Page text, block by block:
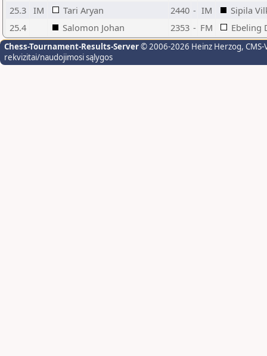
25.3 IM Tari Aryan 2440 - IM
Sipila
25.4
Salomon Johan 2353 - FM Ebeling
Chess-Tournament-Results-Server© 2006-2026 Heinz Herzog,
rekvizitai/naudojimosi sąlygos